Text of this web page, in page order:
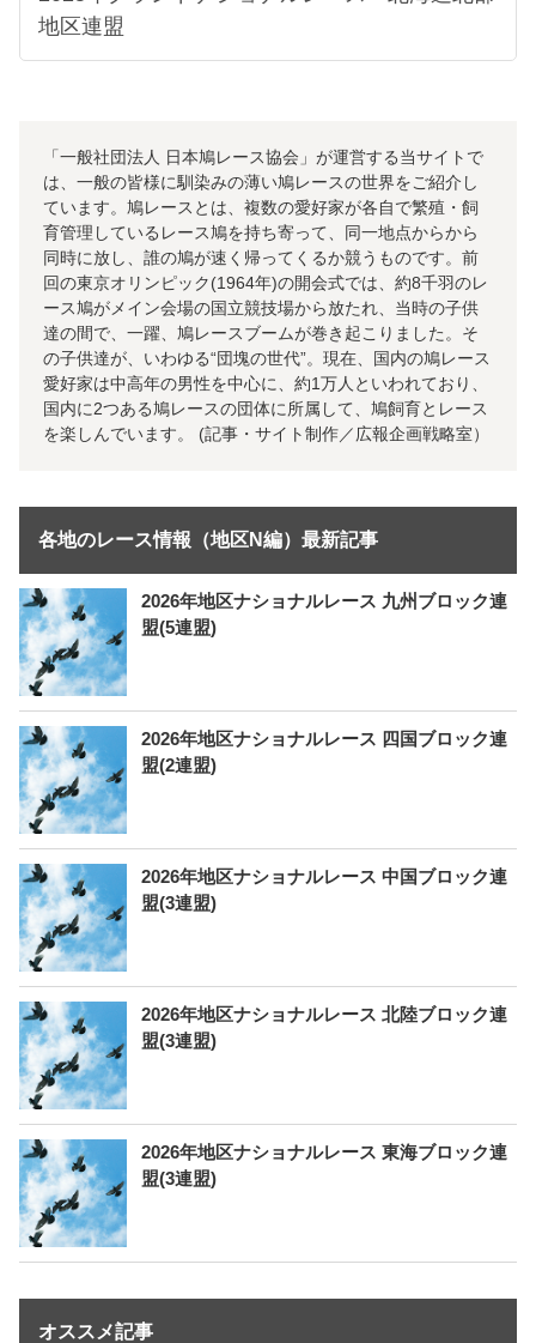
地区連盟
「一般社団法人 日本鳩レース協会」が運営する当サイトで
は、一般の皆様に馴染みの薄い鳩レースの世界をご紹介し
ています。鳩レースとは、複数の愛好家が各自で繁殖・飼
育管理しているレース鳩を持ち寄って、同一地点からから
同時に放し、誰の鳩が速く帰ってくるか競うものです。前
回の東京オリンピック(1964年)の開会式では、約8千羽のレ
ース鳩がメイン会場の国立競技場から放たれ、当時の子供
達の間で、一躍、鳩レースブームが巻き起こりました。そ
の子供達が、いわゆる“団塊の世代”。現在、国内の鳩レース
愛好家は中高年の男性を中心に、約1万人といわれており、
国内に2つある鳩レースの団体に所属して、鳩飼育とレース
を楽しんでいます。 (記事・サイト制作／広報企画戦略室）
各地のレース情報（地区N編）最新記事
2026年地区ナショナルレース 九州ブロック連
盟(5連盟)
2026年地区ナショナルレース 四国ブロック連
盟(2連盟)
2026年地区ナショナルレース 中国ブロック連
盟(3連盟)
2026年地区ナショナルレース 北陸ブロック連
盟(3連盟)
2026年地区ナショナルレース 東海ブロック連
盟(3連盟)
オススメ記事